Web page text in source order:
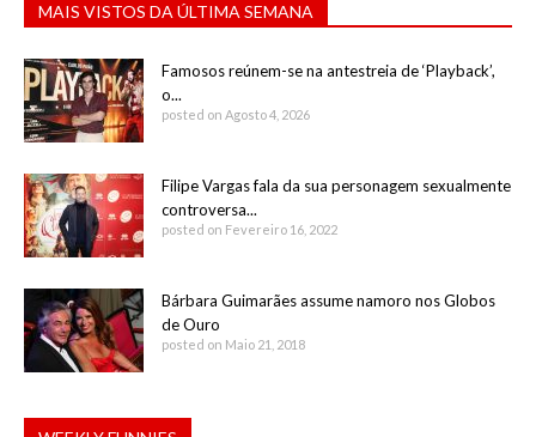
MAIS VISTOS DA ÚLTIMA SEMANA
Famosos reúnem-se na antestreia de ‘Playback’,
o...
posted on Agosto 4, 2026
Filipe Vargas fala da sua personagem sexualmente
controversa...
posted on Fevereiro 16, 2022
Bárbara Guimarães assume namoro nos Globos
de Ouro
posted on Maio 21, 2018